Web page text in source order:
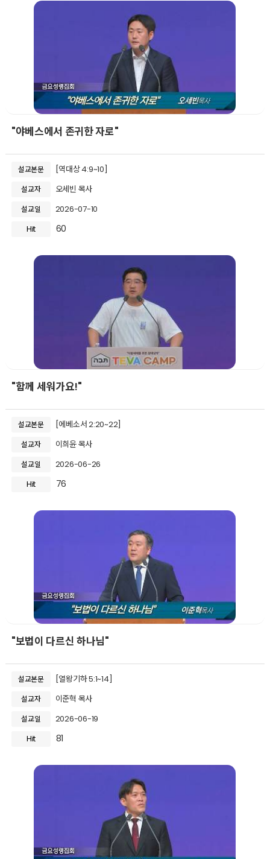
"야베스에서 존귀한 자로"
설교본문 [역대상 4:9~10]
설교자 오세빈 목사
설교일
2026-07-10
Hit
60
"함께 세워가요!"
설교본문 [에베소서 2:20~22]
설교자 이희윤 목사
설교일
2026-06-26
Hit
76
"보법이 다르신 하나님"
설교본문 [열왕기하 5:1~14]
설교자 이준혁 목사
설교일
2026-06-19
Hit
81